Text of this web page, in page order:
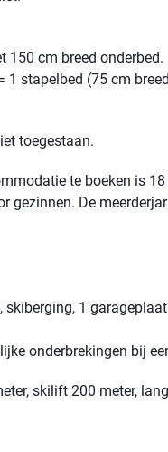
150 cm breed onderbed.
1 stapelbed (75 cm
toegestaan.
te boeken is
gezinnen. De
1
onderbrekingen bij
skilift 200 meter,